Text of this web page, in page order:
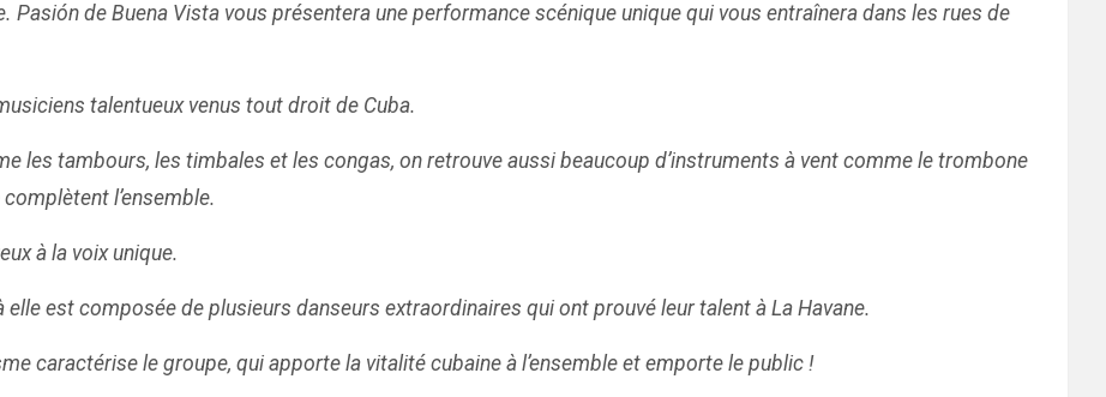
de Buena Vista vous présentera une performance scénique unique qui vous entraînera dans les rues de
talentueux venus tout droit de Cuba.
les tambours, les timbales et les congas, on retrouve aussi beaucoup d’instruments à vent comme le trombone
l’ensemble.
à la voix unique.
est composée de plusieurs danseurs extraordinaires qui ont prouvé leur talent à La Havane.
caractérise le groupe, qui apporte la vitalité cubaine à l’ensemble et emporte le public !